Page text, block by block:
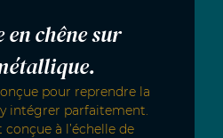
chêne sur
pour reprendre la
intégrer parfaitement.
à l’échelle de